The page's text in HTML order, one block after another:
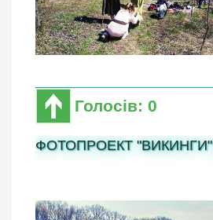
Голосів: 0
ФОТОПРОЕКТ